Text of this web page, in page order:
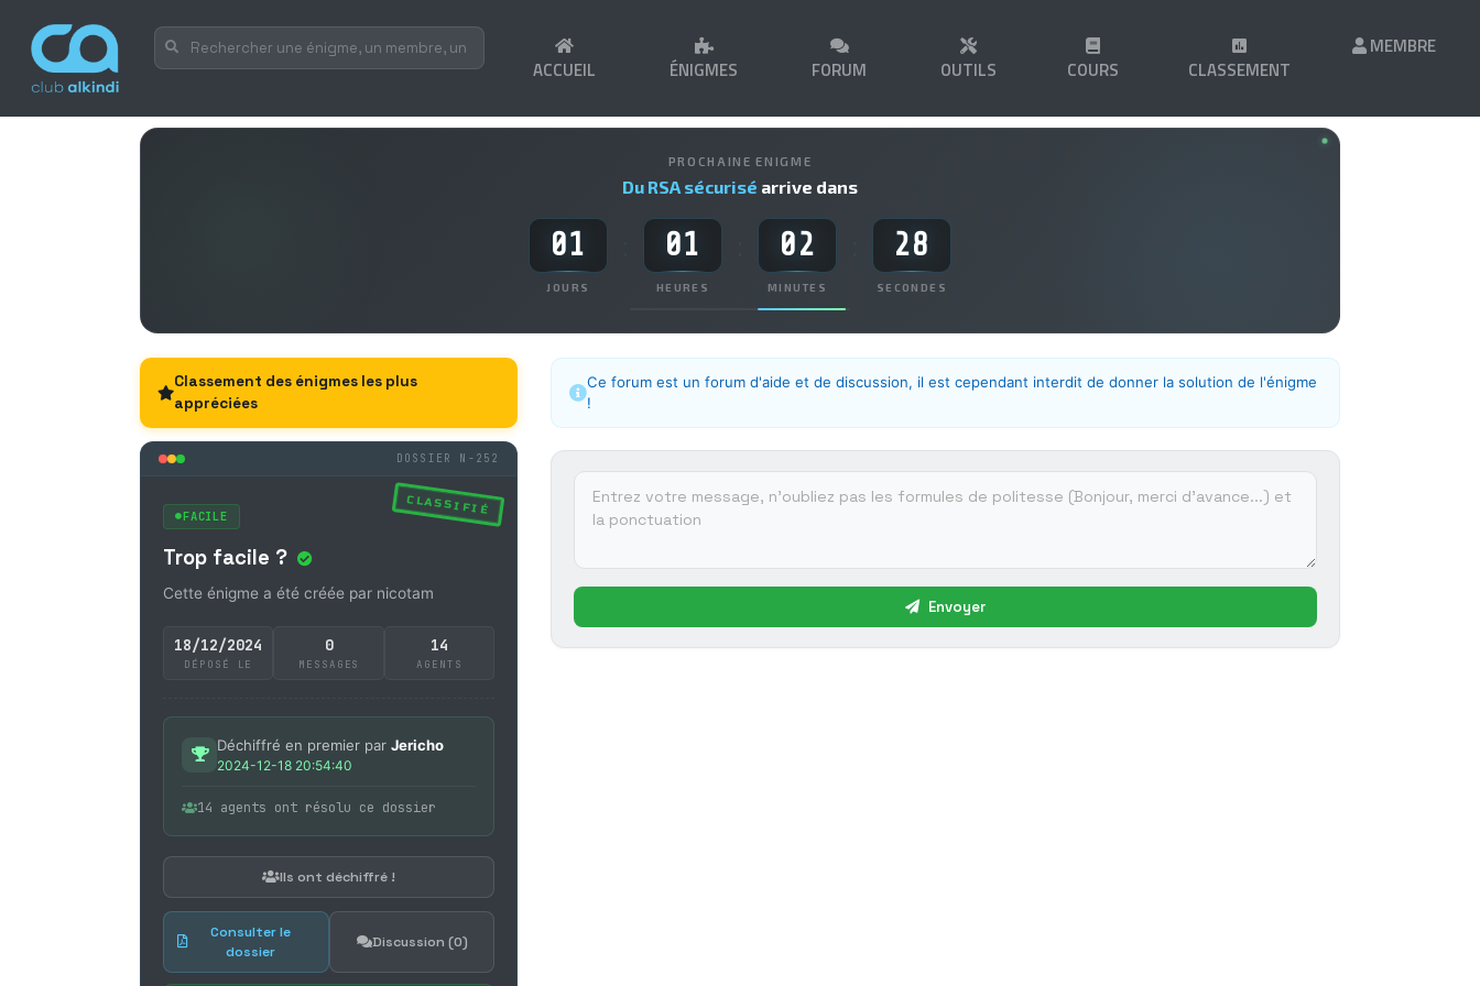
ACCUEIL ÉNIGMES FORUM OUTILS COURS CLASSEMENT
MEMBRE
PROCHAINE ENIGME
Du RSA sécurisé arrive dans
01
JOURS
01
HEURES
02
MINUTES
28
SECONDES
Classement des énigmes les plus
appréciées
DOSSIER N-252
CLASSIFIÉ
FACILE
Trop facile ?
Cette énigme a été créée par nicotam
18/12/2024
DÉPOSÉ LE
0
MESSAGES
14
AGENTS
Déchiffré en premier par Jericho
2024-12-18 20:54:40
14 agents ont résolu ce dossier
Ils ont déchiffré !
Consulter le
dossier
Discussion (0)
Ce forum est un forum d'aide et de discussion, il est cependant interdit de donner la solution de l'énigme
!
Envoyer